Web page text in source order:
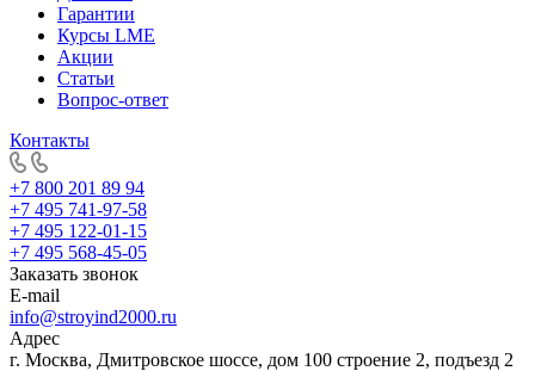
Гарантии
Курсы LME
Акции
Статьи
Вопрос-ответ
Контакты
+7 800 201 89 94
+7 495 741-97-58
+7 495 122-01-15
+7 495 568-45-05
Заказать звонок
E-mail
info@stroyind2000.ru
Адрес
г. Москва, Дмитровское шоссе, дом 100 строение 2, подъезд 2